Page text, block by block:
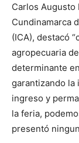
Carlos
Cundinamarca
(ICA), destacó
agropecuaria
determinante
garantizando la
ingreso y
la feria,
presentó